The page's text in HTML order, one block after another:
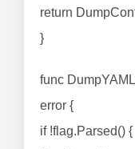
return
}
func
error {
if !flag.Parsed() {